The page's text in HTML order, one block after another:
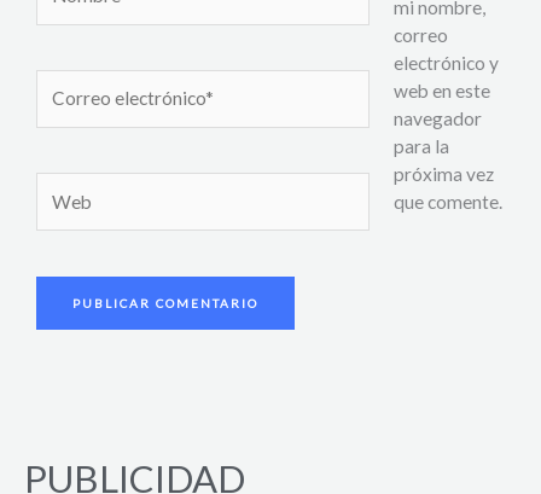
electrónico*
mi nombre,
correo
electrónico y
web en este
navegador
para la
próxima vez
que comente.
PUBLICIDAD